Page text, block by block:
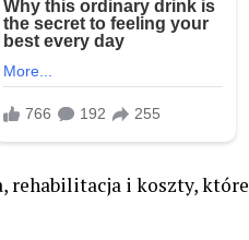
rehabilitacja i koszty, które